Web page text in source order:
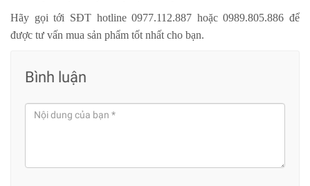
Hãy gọi tới SĐT hotline 0977.112.887 hoặc 0989.805.886 để
được tư vấn mua sản phẩm tốt nhất cho bạn.
Bình luận